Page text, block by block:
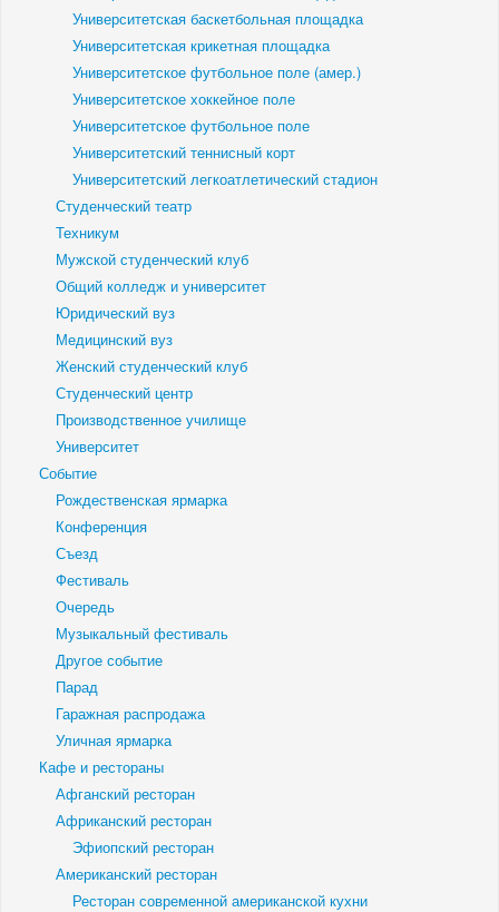
Университетская баскетбольная площадка
Университетская крикетная площадка
Университетское футбольное поле (амер.)
Университетское хоккейное поле
Университетское футбольное поле
Университетский теннисный корт
Университетский легкоатлетический стадион
Студенческий театр
Техникум
Мужской студенческий клуб
Общий колледж и университет
Юридический вуз
Медицинский вуз
Женский студенческий клуб
Студенческий центр
Производственное училище
Университет
Событие
Рождественская ярмарка
Конференция
Съезд
Фестиваль
Очередь
Музыкальный фестиваль
Другое событие
Парад
Гаражная распродажа
Уличная ярмарка
Кафе и рестораны
Афганский ресторан
Африканский ресторан
Эфиопский ресторан
Американский ресторан
Ресторан современной американской кухни